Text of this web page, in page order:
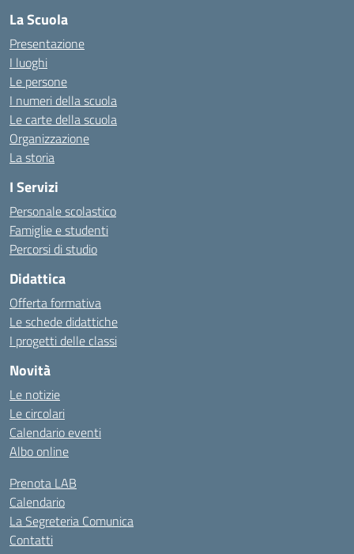
La Scuola
Presentazione
I luoghi
Le persone
I numeri della scuola
Le carte della scuola
Organizzazione
La storia
I Servizi
Personale scolastico
Famiglie e studenti
Percorsi di studio
Didattica
Offerta formativa
Le schede didattiche
I progetti delle classi
Novità
Le notizie
Le circolari
Calendario eventi
Albo online
Prenota LAB
Calendario
La Segreteria Comunica
Contatti